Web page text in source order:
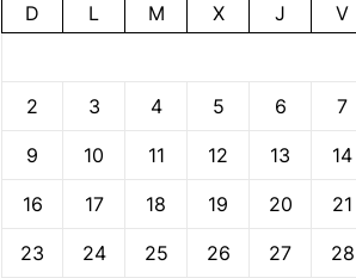
D L M X J V
2 3 4 5 6 7
9 10 11 12 13 14
16 17 18 19 20 21
23 24 25 26 27 28